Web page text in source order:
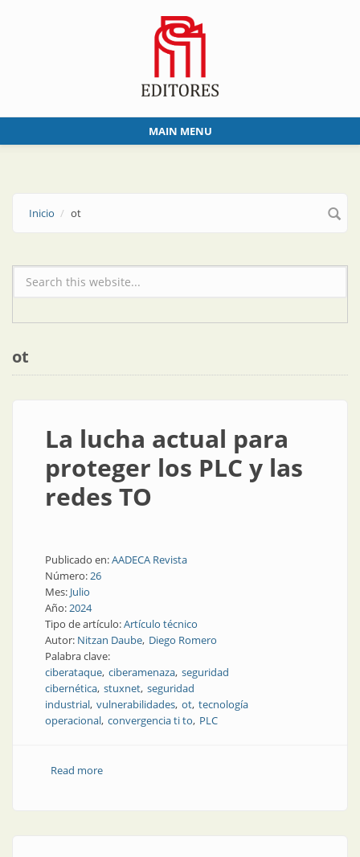
MAIN MENU
Inicio ot
Formulario de búsqueda
ot
La lucha actual para
proteger los PLC y las
redes TO
Publicado en:AADECA Revista
Número:26
Mes: Julio
Año:2024
Tipo de artículo:Artículo técnico
Autor: Nitzan Daube Diego Romero
Palabra clave:
ciberataque ciberamenaza seguridad
cibernética stuxnet seguridad
industrial vulnerabilidades ot tecnología
operacional convergencia ti to PLC
Read moreabout La lucha actual para proteger los PLC y las